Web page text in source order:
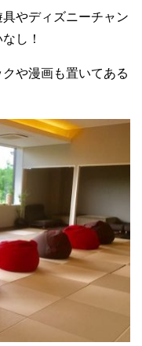
やディズニーチャン
し！
や漫画も置いてある